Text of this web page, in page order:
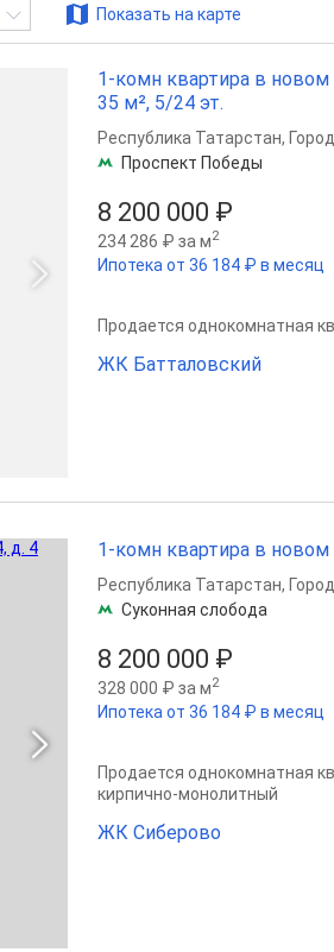
Показать на карте
1-комн квартира в
35 м², 5/24 эт.
8 200 000 ₽
234 286 ₽ за м2
Ипотека от 36 184 ₽ в месяц
Республика Татарстан,
Проспект Победы
Продается однокомнатная
ЖК Батталовский
1-комн квартира в новом
8 200 000 ₽
328 000 ₽ за м2
Ипотека от 36 184 ₽ в месяц
Республика Татарстан,
Суконная слобода
Продается однокомнатная
кирпично-монолитный
ЖК Сиберово